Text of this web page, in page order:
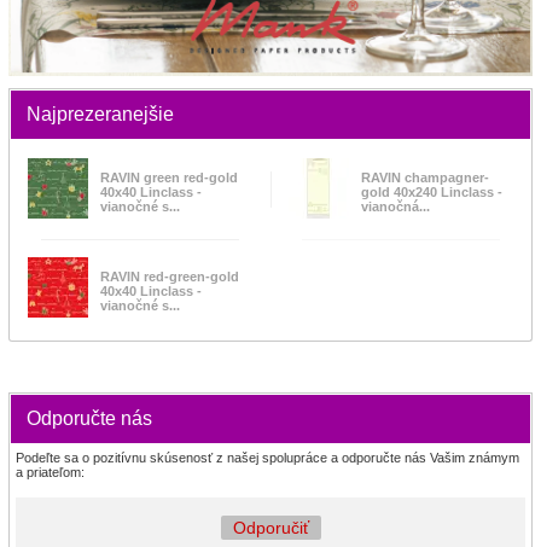
Najprezeranejšie
RAVIN green red-gold
40x40 Linclass -
vianočné s...
RAVIN champagner-
gold 40x240 Linclass -
vianočná...
RAVIN red-green-gold
40x40 Linclass -
vianočné s...
Odporučte nás
Podeľte sa o pozitívnu skúsenosť z našej spolupráce a odporučte nás Vašim známym
a priateľom:
Odporučiť